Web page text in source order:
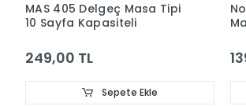
MAS 405 Delgeç Masa Tipi
10 Sayfa Kapasiteli
249,00 TL
Sepete Ekle